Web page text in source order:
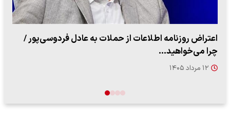
اعتراض روزنامه اطلاعات از حملات به عادل فردوسی‌پور /
چرا می‌خواهید…
۱۲ مرداد ۱۴۰۵